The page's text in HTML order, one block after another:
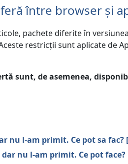
între browser și
pachete diferite în
restricții sunt aplicate de
sunt, de asemenea,
nu l-am primit. Ce pot sa fac?
nu l-am primit. Ce pot